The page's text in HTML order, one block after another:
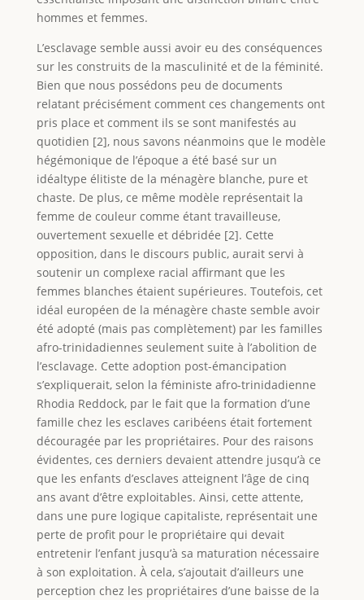
hommes et femmes.
L’esclavage semble aussi avoir eu des conséquences
sur les construits de la masculinité et de la féminité.
Bien que nous possédons peu de documents
relatant précisément comment ces changements ont
pris place et comment ils se sont manifestés au
quotidien [2], nous savons néanmoins que le modèle
hégémonique de l’époque a été basé sur un
idéaltype élitiste de la ménagère blanche, pure et
chaste. De plus, ce même modèle représentait la
femme de couleur comme étant travailleuse,
ouvertement sexuelle et débridée [2]. Cette
opposition, dans le discours public, aurait servi à
soutenir un complexe racial affirmant que les
femmes blanches étaient supérieures. Toutefois, cet
idéal européen de la ménagère chaste semble avoir
été adopté (mais pas complètement) par les familles
afro-trinidadiennes seulement suite à l’abolition de
l’esclavage. Cette adoption post-émancipation
s’expliquerait, selon la féministe afro-trinidadienne
Rhodia Reddock, par le fait que la formation d’une
famille chez les esclaves caribéens était fortement
découragée par les propriétaires. Pour des raisons
évidentes, ces derniers devaient attendre jusqu’à ce
que les enfants d’esclaves atteignent l’âge de cinq
ans avant d’être exploitables. Ainsi, cette attente,
dans une pure logique capitaliste, représentait une
perte de profit pour le propriétaire qui devait
entretenir l’enfant jusqu’à sa maturation nécessaire
à son exploitation. À cela, s’ajoutait d’ailleurs une
perception chez les propriétaires d’une baisse de la